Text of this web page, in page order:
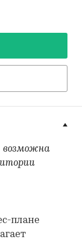
возможна
плане